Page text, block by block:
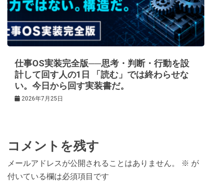
仕事OS実装完全版──思考・判断・行動を設
計して回す人の1日 「読む」では終わらせな
い。今日から回す実装書だ。
2026年7月25日
コメントを残す
メールアドレスが公開されることはありません。 ※ が
付いている欄は必須項目です